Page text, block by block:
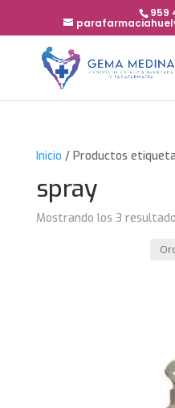
959
Inicio / Productos
spray
Mostrando los 3